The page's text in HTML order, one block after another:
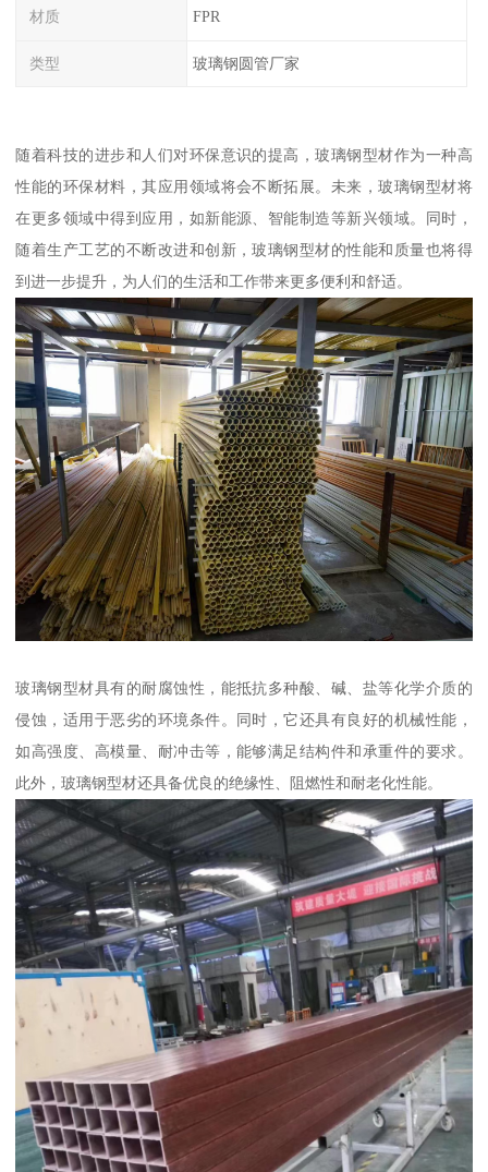
材质 FPR
类型 玻璃钢圆管厂家
随着科技的进步和人们对环保意识的提高，玻璃钢型材作为一种高
性能的环保材料，其应用领域将会不断拓展。未来，玻璃钢型材将
在更多领域中得到应用，如新能源、智能制造等新兴领域。同时，
随着生产工艺的不断改进和创新，玻璃钢型材的性能和质量也将得
到进一步提升，为人们的生活和工作带来更多便利和舒适。
玻璃钢型材具有的耐腐蚀性，能抵抗多种酸、碱、盐等化学介质的
侵蚀，适用于恶劣的环境条件。同时，它还具有良好的机械性能，
如高强度、高模量、耐冲击等，能够满足结构件和承重件的要求。
此外，玻璃钢型材还具备优良的绝缘性、阻燃性和耐老化性能。